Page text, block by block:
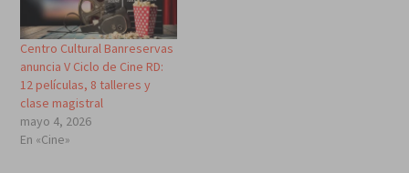
Centro Cultural Banreservas
anuncia V Ciclo de Cine RD:
12 películas, 8 talleres y
clase magistral
mayo 4, 2026
En «Cine»